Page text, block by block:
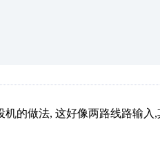
的做法, 这好像两路线路输